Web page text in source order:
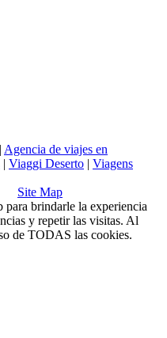
Agencia de viajes en
| Viaggi Deserto | Viagens
Site Map
para brindarle la experiencia
y repetir las visitas. Al
de TODAS las cookies.